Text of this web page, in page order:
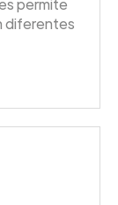
permite
diferentes